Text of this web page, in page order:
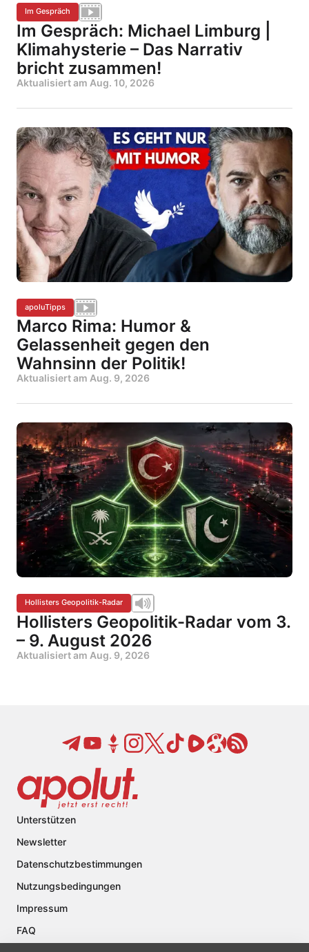
Im Gespräch
Im Gespräch: Michael Limburg |
Klimahysterie – Das Narrativ
bricht zusammen!
Aktualisiert am Aug. 10, 2026
apoluTipps
Marco Rima: Humor &
Gelassenheit gegen den
Wahnsinn der Politik!
Aktualisiert am Aug. 9, 2026
Hollisters Geopolitik-Radar
Hollisters Geopolitik-Radar vom 3.
– 9. August 2026
Aktualisiert am Aug. 9, 2026
Unterstützen
Newsletter
Datenschutzbestimmungen
Nutzungsbedingungen
Impressum
FAQ